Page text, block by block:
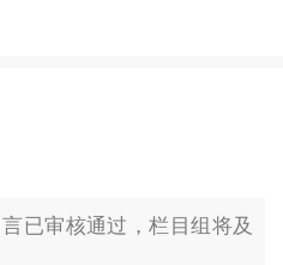
已审核通过，栏目组将及